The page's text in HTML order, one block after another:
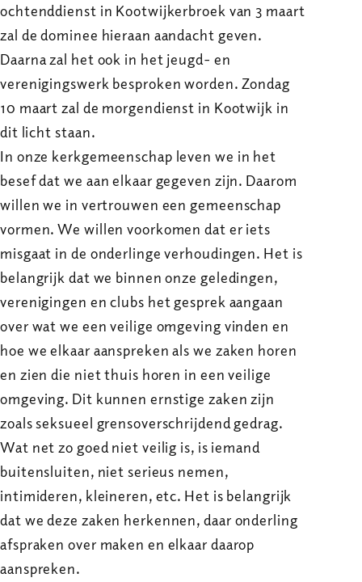
ochtenddienst in Kootwijkerbroek van 3 maart
zal de dominee hieraan aandacht geven.
Daarna zal het ook in het jeugd- en
verenigingswerk besproken worden. Zondag
10 maart zal de morgendienst in Kootwijk in
dit licht staan.
In onze kerkgemeenschap leven we in het
besef dat we aan elkaar gegeven zijn. Daarom
willen we in vertrouwen een gemeenschap
vormen. We willen voorkomen dat er iets
misgaat in de onderlinge verhoudingen. Het is
belangrijk dat we binnen onze geledingen,
verenigingen en clubs het gesprek aangaan
over wat we een veilige omgeving vinden en
hoe we elkaar aanspreken als we zaken horen
en zien die niet thuis horen in een veilige
omgeving. Dit kunnen ernstige zaken zijn
zoals seksueel grensoverschrijdend gedrag.
Wat net zo goed niet veilig is, is iemand
buitensluiten, niet serieus nemen,
intimideren, kleineren, etc. Het is belangrijk
dat we deze zaken herkennen, daar onderling
afspraken over maken en elkaar daarop
aanspreken.